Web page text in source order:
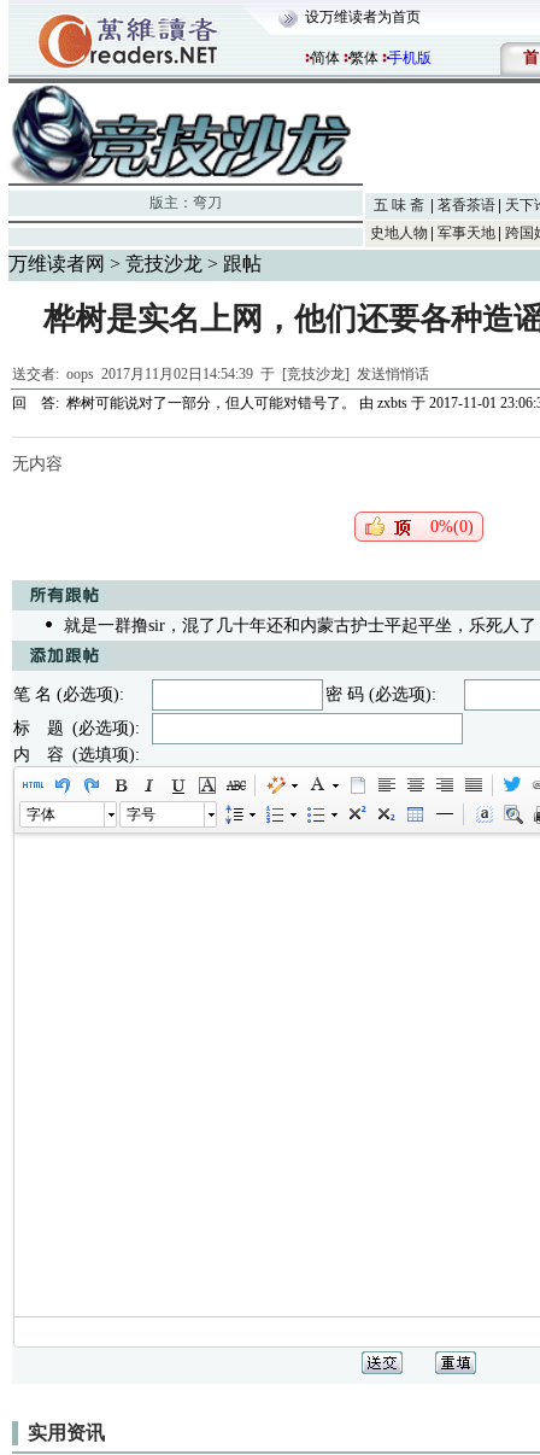
设万维读者为首页
简体 繁体 手机版 首
版主： 弯刀 五 味 斋 茗香茶语
天下
史地人物
军事天地 跨国
万维读者网 > 竞技沙龙 > 跟帖
桦树是实名上网，他们还要各种造
送交者: oops 2017月11月02日14:54:39 于 [竞技沙龙] 发送悄悄话
回 答: 桦树可能说对了一部分，但人可能对错号了。 由 zxbts 于 2017-11-01
无内容
0%(0)
就是一群撸sir，混了几十年还和内蒙古护士平起平坐，乐死人了
笔 名 (必选项):
密 码 (必选项):
标 题 (必选项):
内 容 (选填项):
字体 字号
实用资讯